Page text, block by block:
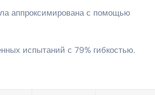
аппроксимирована с помощью
испытаний с 79% гибкостью.